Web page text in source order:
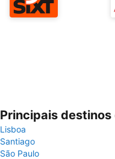
Principais destinos
Lisboa
Santiago
São Paulo